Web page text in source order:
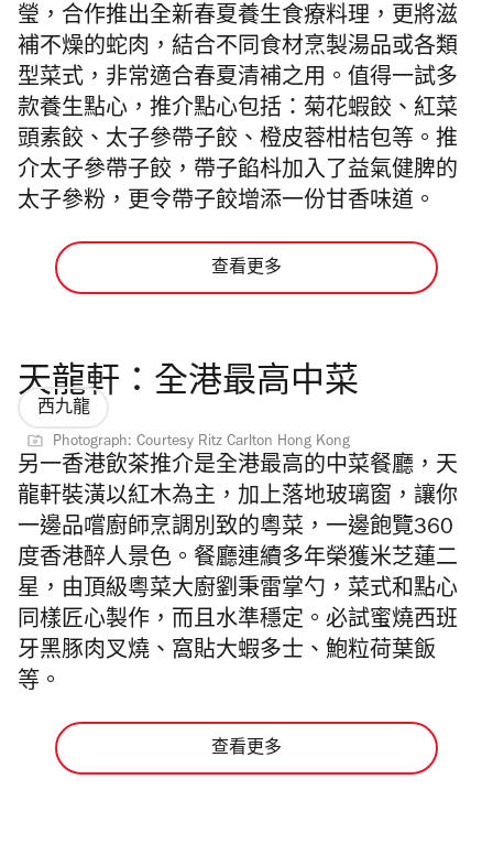
瑩，合作推出全新春夏養生食療料理，更將滋
補不燥的蛇肉，結合不同食材烹製湯品或各類
型菜式， 非常適合春夏清補之用。值得一試多
款養生點心，推介點心包括：菊花蝦餃、紅菜
頭素餃、太子參帶子餃、 橙皮蓉柑桔包等。推
介太子參帶子餃， 帶子餡枓加入了 益氣健脾的
太子參粉，更令帶子餃增添一份甘香味道。
查看更多
天龍軒：全港最高中菜
西九龍
Photograph: Courtesy Ritz Carlton Hong Kong
另一香港飲茶推介是全港最高的中菜餐廳，天
龍軒裝潢以紅木為主，加上落地玻璃窗，讓你
一邊品嚐廚師烹調別致的粵菜，一邊飽覽360
度香港醉人景色。 餐廳連續多年榮獲米芝蓮二
星，由頂級粵菜大廚劉秉雷掌勺，菜式和點心
同樣匠心製作，而且水準穩定。必試蜜燒西班
牙黑豚肉叉燒、窩貼大蝦多士、鮑粒荷葉飯
等。
查看更多